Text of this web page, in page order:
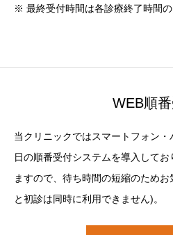
※ 最終受付時間は各診療終了時間の
WEB順
当クリニックではスマートフォン
日の順番受付システムを導入して
ますので、待ち時間の短縮のため
と初診は同時に利用できません)。